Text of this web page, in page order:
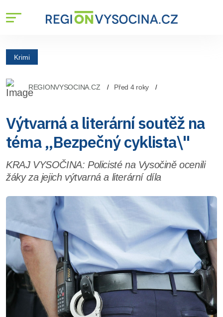
Krimi
REGIONVYSOCINA.CZ Před 4 roky
Výtvarná a literární soutěž na
téma ,,Bezpečný cyklista\"
KRAJ VYSOČINA: Policisté na Vysočině ocenili
žáky za jejich výtvarná a literární díla